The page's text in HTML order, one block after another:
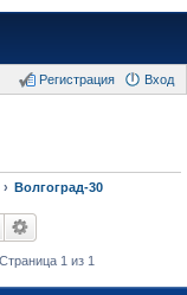
Вход
Регистрация
Волгоград-30
1 из 1